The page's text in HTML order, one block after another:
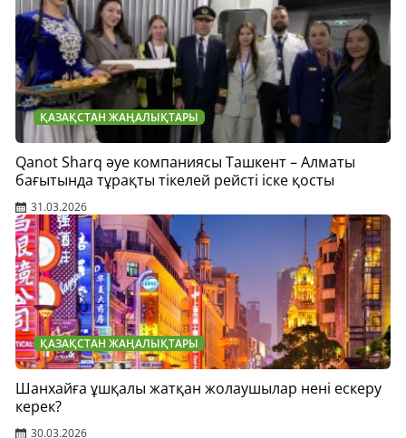
ҚАЗАҚСТАН ЖАҢАЛЫҚТАРЫ
Qanot Sharq әуе компаниясы Ташкент – Алматы
бағытында тұрақты тікелей рейсті іске қосты
31.03.2026
ҚАЗАҚСТАН ЖАҢАЛЫҚТАРЫ
Шанхайға ұшқалы жатқан жолаушылар нені ескеру
керек?
30.03.2026